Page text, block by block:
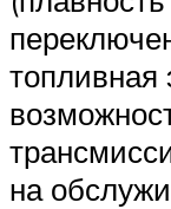
топливная
на